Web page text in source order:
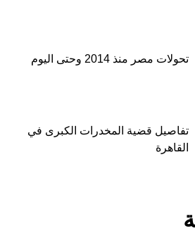
تحولات مصر منذ 2014 وحتى اليوم
تفاصيل قضية المخدرات الكبرى في
القاهرة